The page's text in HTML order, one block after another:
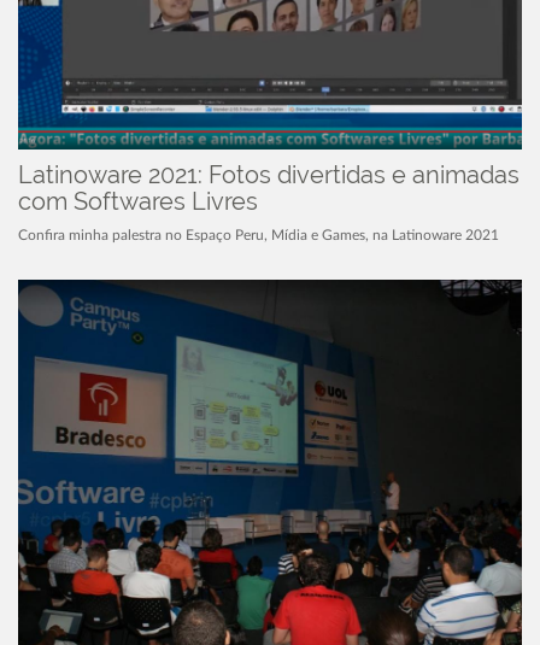
Latinoware 2021: Fotos divertidas e animadas
com Softwares Livres
Confira minha palestra no Espaço Peru, Mídia e Games, na Latinoware 2021